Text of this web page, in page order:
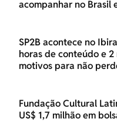
acompanhar no Brasil
SP2B acontece no
horas de conteúdo e
motivos para não
Fundação Cultural
US$ 1,7 milhão em